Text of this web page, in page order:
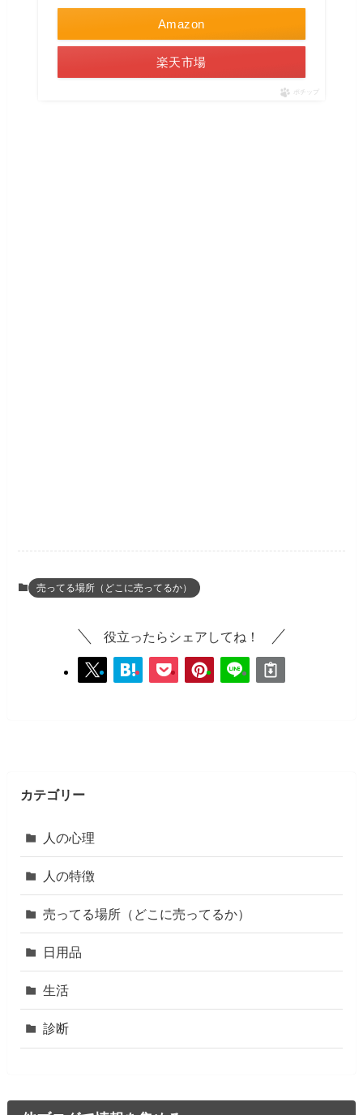
Amazon
楽天市場
ポチップ
売ってる場所（どこに売ってるか）
役立ったらシェアしてね！
カテゴリー
人の心理
人の特徴
売ってる場所（どこに売ってるか）
日用品
生活
診断